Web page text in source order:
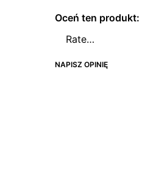
Oceń ten produkt:
NAPISZ OPINIĘ